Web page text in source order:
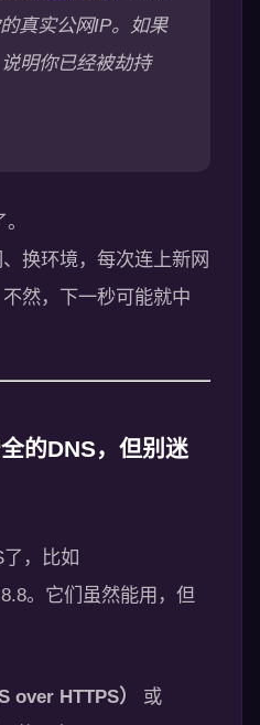
真实公网IP。如果
明你已经被劫持
换环境，每次连上新网
然，下一秒可能就中
的DNS，但别迷
，比如
。它们虽然能用，但
over HTTPS）
或